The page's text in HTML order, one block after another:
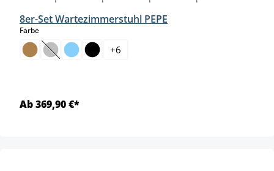
8er-Set Wartezimmerstuhl PEPE
Farbeauswählen
(Diese Option ist zurzeit nicht verfügbar.)
+6
Ab 369,90 €*